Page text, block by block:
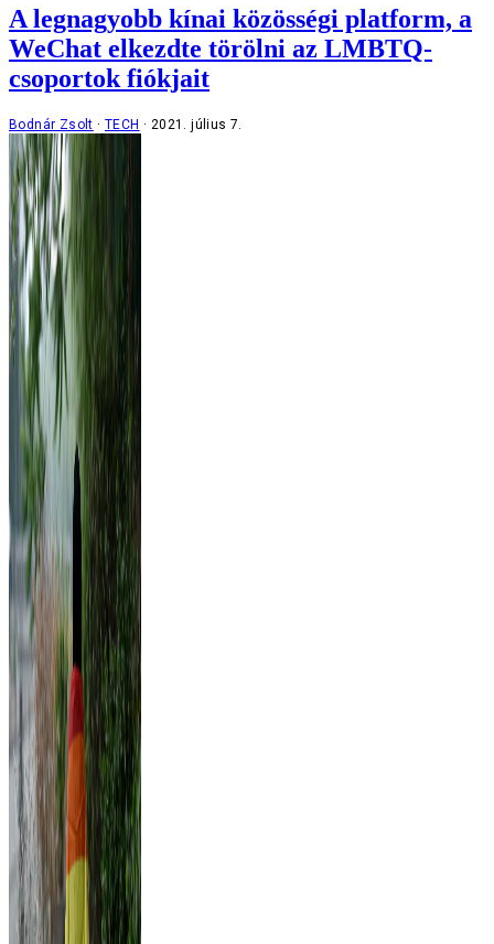
A legnagyobb kínai közösségi platform, a
WeChat elkezdte törölni az LMBTQ-
csoportok fiókjait
Bodnár Zsolt TECH 2021. július 7.